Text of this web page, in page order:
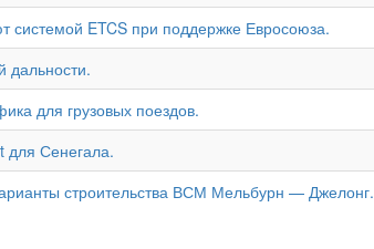
ETCS при поддержке Евросоюза.
дальности.
для грузовых поездов.
для Сенегала.
строительства ВСМ Мельбурн — Джелонг.